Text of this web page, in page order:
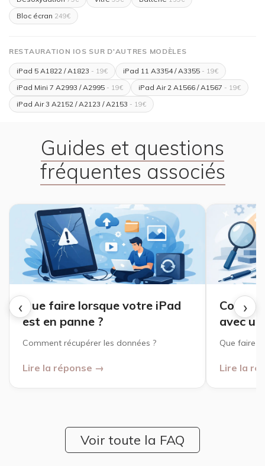
Bloc écran 249€
RESTAURATION IOS SUR D'AUTRES MODÈLES
iPad 5 A1822 / A1823 - 19€ iPad 11 A3354 / A3355 - 19€
iPad Mini 7 A2993 / A2995 - 19€ iPad Air 2 A1566 / A1567 - 19€
iPad Air 3 A2152 / A2123 / A2153 - 19€
Guides et questions
fréquentes associés
‹ ›
Que faire lorsque votre iPad
est en panne ?
Comment récupérer les données ?
Lire la réponse →
avec
Que faire ?
Lire la
Voir toute la FAQ